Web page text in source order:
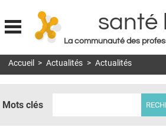
Jump to
santé
La communauté des
MON COMPTE
Accueil > Actualités > Actualités
Mots clés